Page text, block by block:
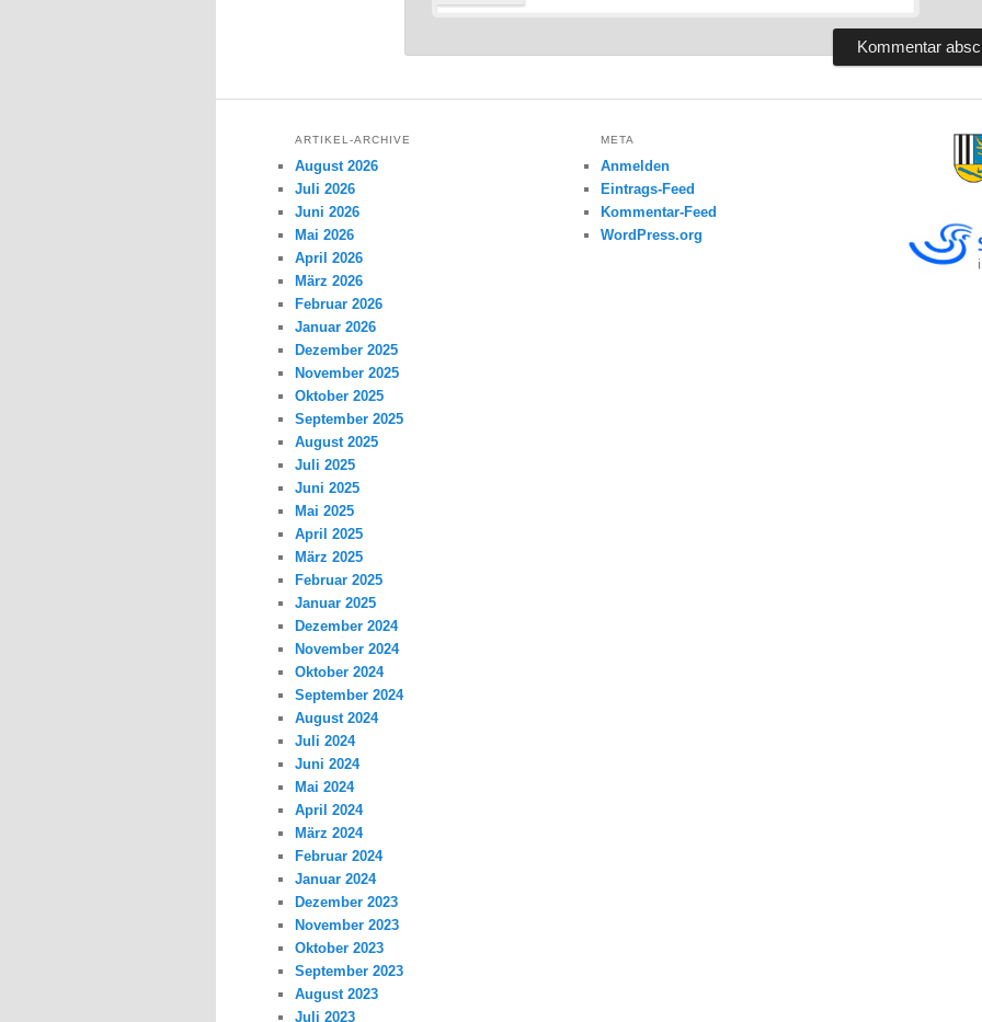
ARTIKEL-ARCHIVE
August 2026
Juli 2026
Juni 2026
Mai 2026
April 2026
März 2026
Februar 2026
Januar 2026
Dezember 2025
November 2025
Oktober 2025
September 2025
August 2025
Juli 2025
Juni 2025
Mai 2025
April 2025
März 2025
Februar 2025
Januar 2025
Dezember 2024
November 2024
Oktober 2024
September 2024
August 2024
Juli 2024
Juni 2024
Mai 2024
April 2024
März 2024
Februar 2024
Januar 2024
Dezember 2023
November 2023
Oktober 2023
September 2023
August 2023
Juli 2023
META
Anmelden
Eintrags-Feed
Kommentar-Feed
WordPress.org